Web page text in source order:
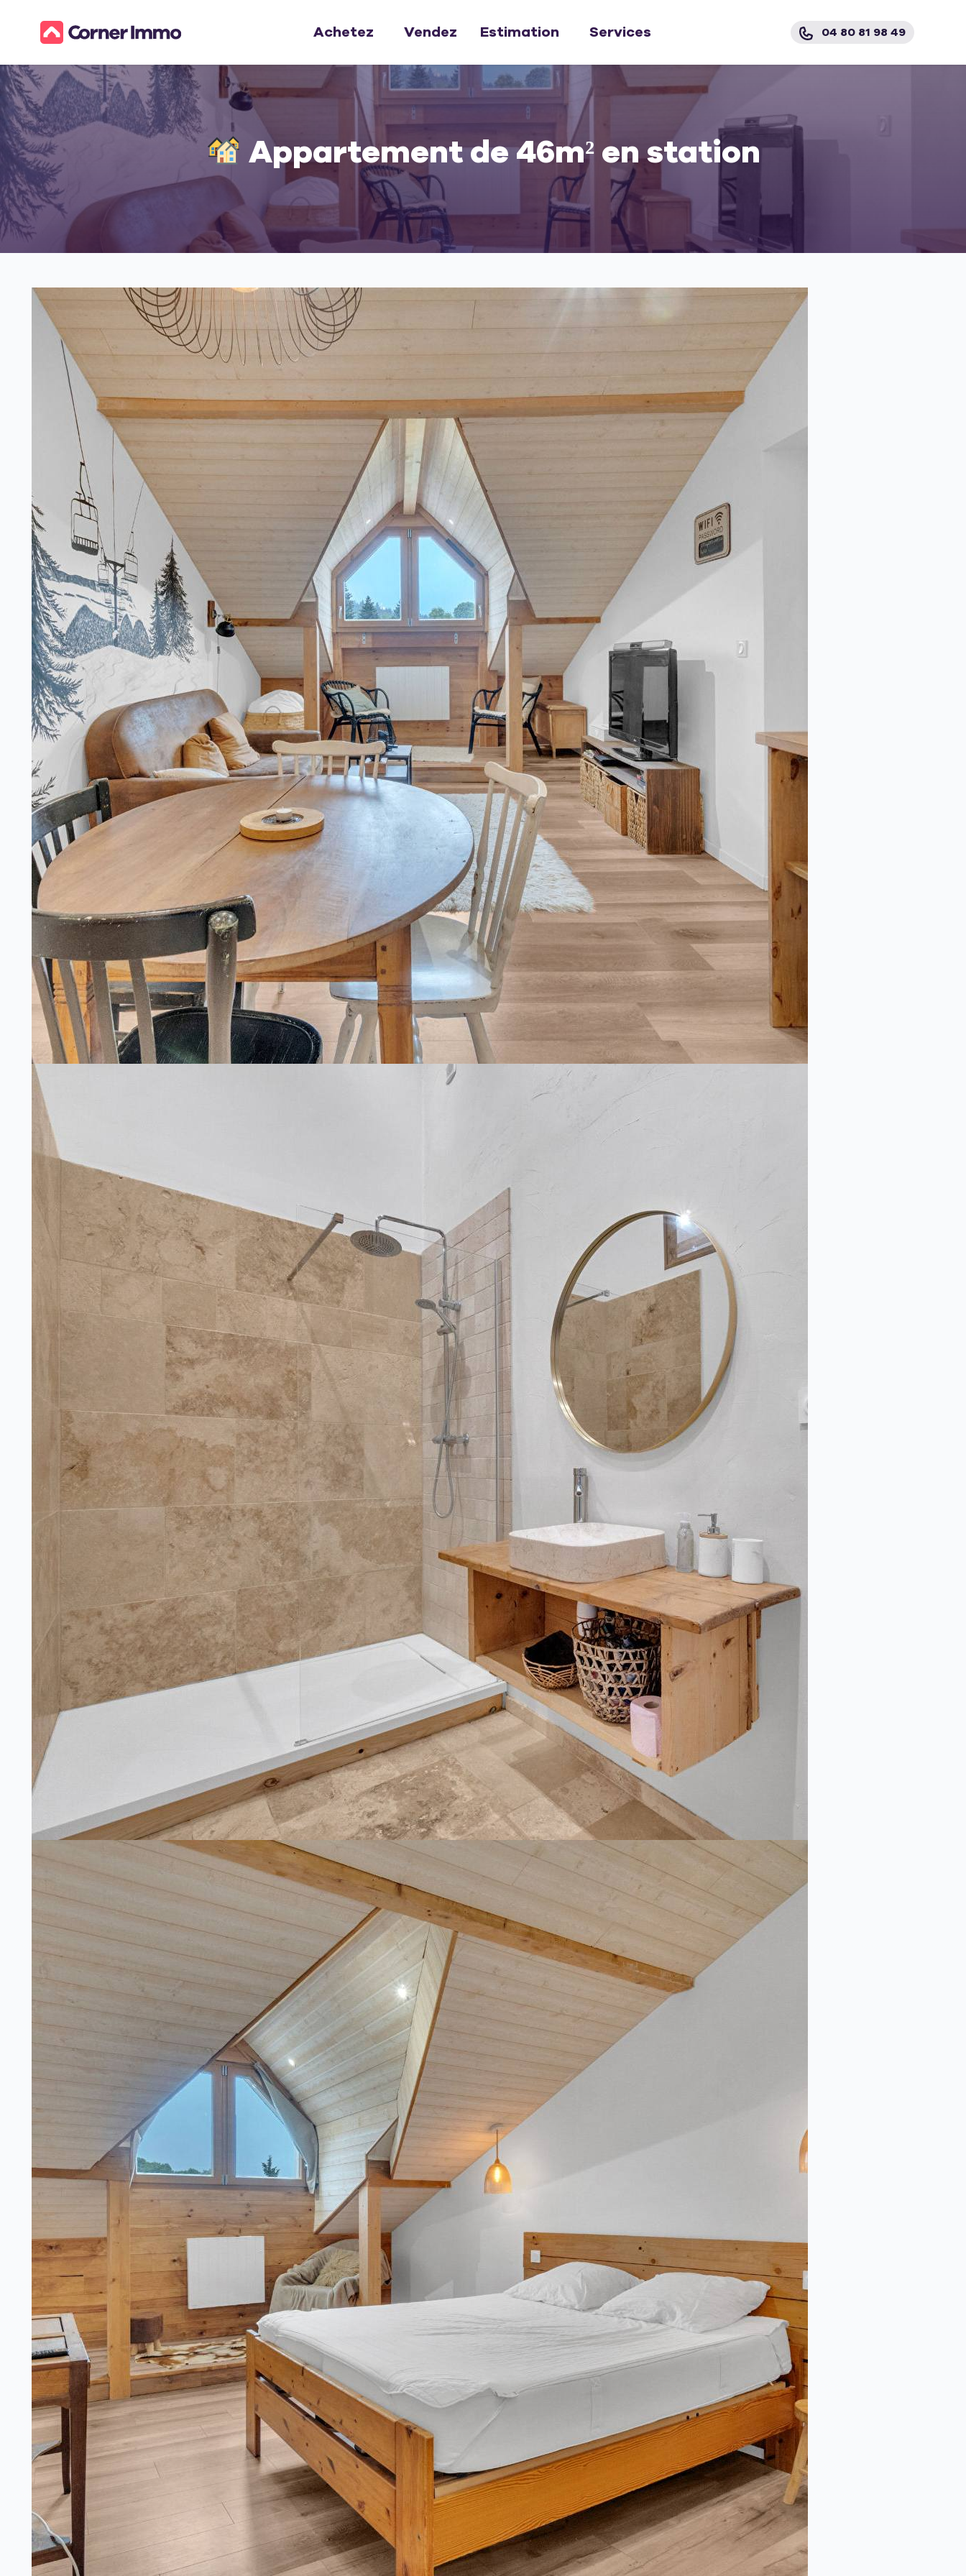
Achetez Vendez Estimation Services 04 80 81 98 49
Appartement de 46m² en station